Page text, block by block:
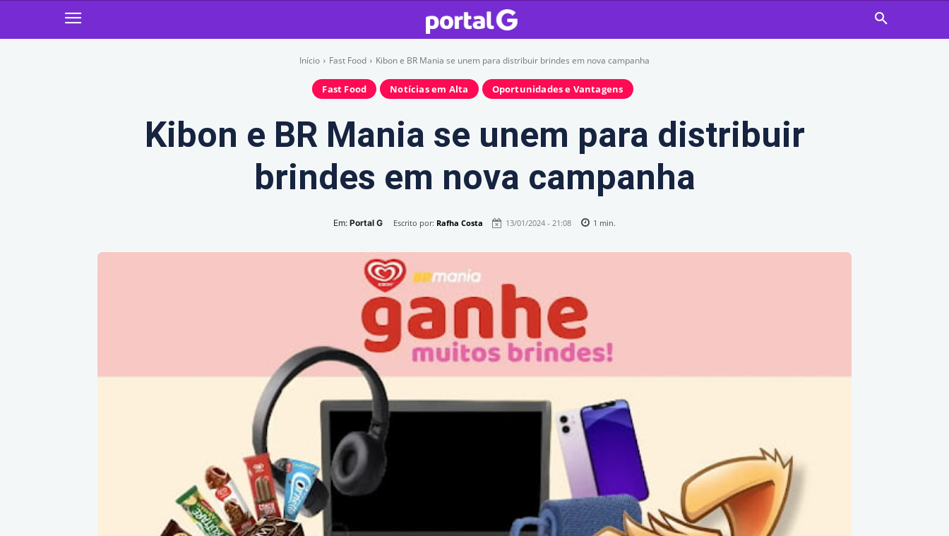
Início Fast Food Kibon e BR Mania se unem para distribuir brindes em nova campanha
Fast Food Notícias em Alta Oportunidades e Vantagens
Kibon e BR Mania se unem para distribuir
brindes em nova campanha
Em: Portal G Escrito por: Rafha Costa 13/01/2024 - 21:08 1 min.